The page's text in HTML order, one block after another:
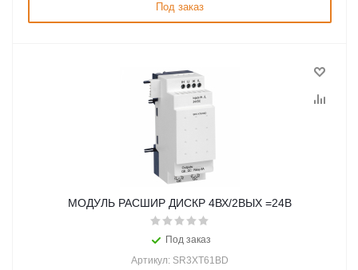
Под заказ
МОДУЛЬ РАСШИР ДИСКР 4ВХ/2ВЫХ =24В
Под заказ
Артикул: SR3XT61BD